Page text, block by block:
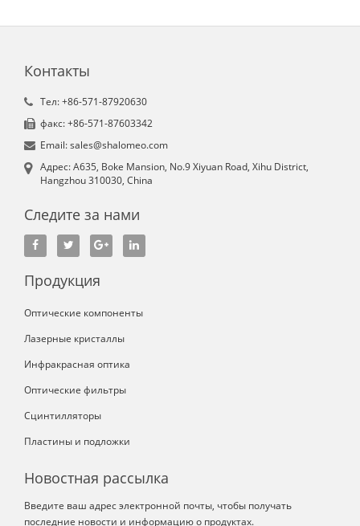
Контакты
Tел: +86-571-87920630
факс: +86-571-87603342
Email: sales@shalomeo.com
Aдрес: A635, Boke Mansion, No.9 Xiyuan Road, Xihu District,
Hangzhou 310030, China
Следите за нами
Продукция
Оптические компоненты
Лазерные кристаллы
Инфракрасная оптика
Оптические фильтры
Сцинтилляторы
Пластины и подложки
Новостная рассылка
Введите ваш адрес электронной почты, чтобы получать
последние новости и информацию о продуктах.